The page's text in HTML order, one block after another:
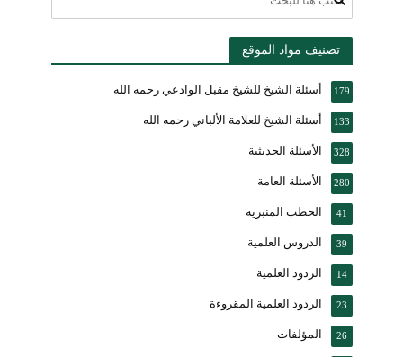
تصنيف مواد الموقع
أسئلة الشيخ للشيخ مقبل الوادعي رحمه الله 179
أسئلة الشيخ للعلامة الألباني رحمه الله 133
الأسئلة الحديثية 328
الأسئلة العامة 280
الخطب المنبرية 41
الدروس العلمية 39
الردود العلمية 14
الردود العلمية المقروءة 23
المؤلفات 26